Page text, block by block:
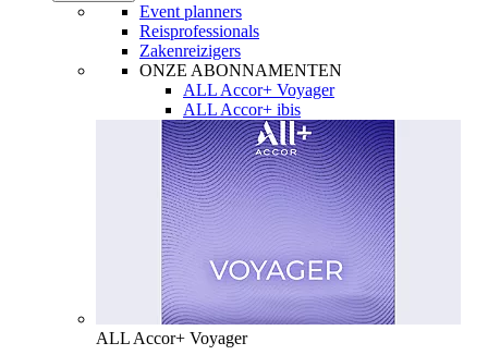
Event planners
Reisprofessionals
Zakenreizigers
ONZE ABONNAMENTEN
ALL Accor+ Voyager
ALL Accor+ ibis
ALL Accor+ Voyager